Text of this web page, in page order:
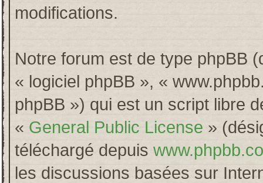
modifications.
Notre forum est de type phpBB
« logiciel phpBB », «
phpBB ») qui est un script libre
« General Public License »
téléchargé depuis
les discussions basées sur